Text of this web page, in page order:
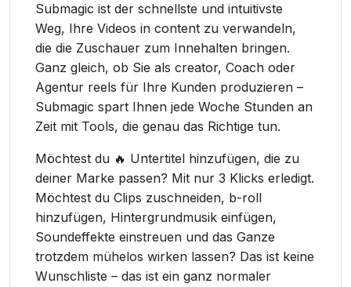
Submagic ist der schnellste und intuitivste
Weg, Ihre Videos in content zu verwandeln,
die die Zuschauer zum Innehalten bringen.
Ganz gleich, ob Sie als creator, Coach oder
Agentur reels für Ihre Kunden produzieren –
Submagic spart Ihnen jede Woche Stunden an
Zeit mit Tools, die genau das Richtige tun.
Möchtest du 🔥 Untertitel hinzufügen, die zu
deiner Marke passen? Mit nur 3 Klicks erledigt.
Möchtest du Clips zuschneiden, b-roll
hinzufügen, Hintergrundmusik einfügen,
Soundeffekte einstreuen und das Ganze
trotzdem mühelos wirken lassen? Das ist keine
Wunschliste – das ist ein ganz normaler